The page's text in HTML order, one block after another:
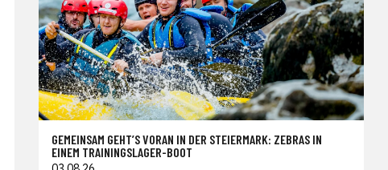
GEMEINSAM GEHT’S VORAN IN DER STEIERMARK: ZEBRAS IN
EINEM TRAININGSLAGER-BOOT